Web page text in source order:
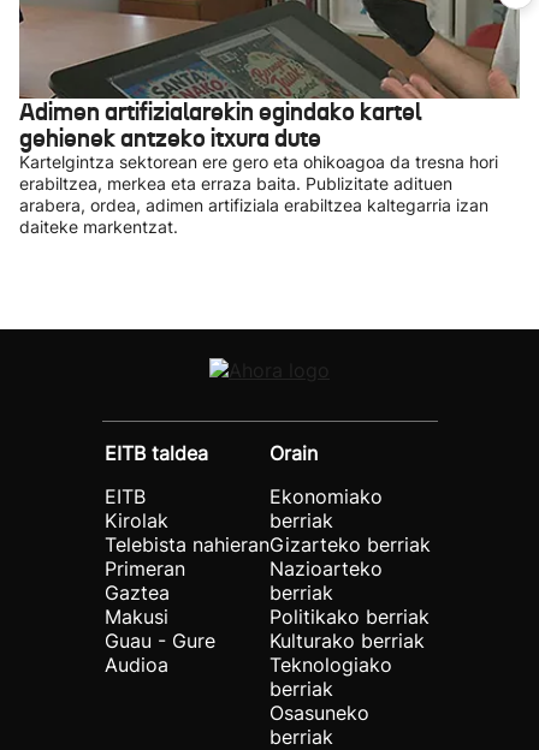
Adimen artifizialarekin egindako kartel
gehienek antzeko itxura dute
Kartelgintza sektorean ere gero eta ohikoagoa da tresna hori
erabiltzea, merkea eta erraza baita. Publizitate adituen
arabera, ordea, adimen artifiziala erabiltzea kaltegarria izan
daiteke markentzat.
EITB taldea
EITB
Kirolak
Telebista nahieran
Primeran
Gaztea
Makusi
Guau - Gure
Audioa
Orain
Ekonomiako
berriak
Gizarteko berriak
Nazioarteko
berriak
Politikako berriak
Kulturako berriak
Teknologiako
berriak
Osasuneko
berriak